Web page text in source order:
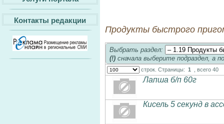
Контакты редакции
Продукты быстрого
Выбрать раздел:
(!) сначала выберите подраздел, а
строк. Страницы: 1 , всего 40
Лапша б/п 60г
Кисель 5 секунд в